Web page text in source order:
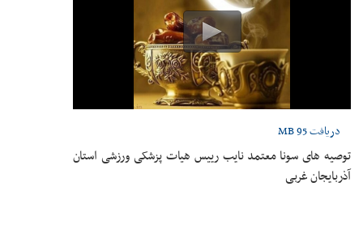
دریافت95 MB
توصیه های سونا معتمد نایب رییس هیات پزشکی ورزشی استان
آذربایجان غربی